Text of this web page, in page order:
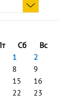
Сб
Вс
1
2
8
9
15
16
22
23